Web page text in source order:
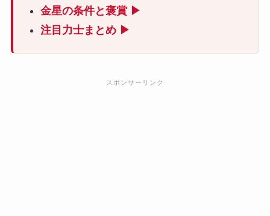
金星の条件と褒賞 ▶
注目力士まとめ ▶
スポンサーリンク